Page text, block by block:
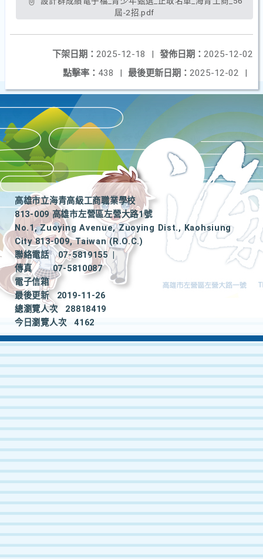
屆-2招.pdf
發佈日期： 2025-12-02
下架日期： 2025-12-18
|
最後更新日期： 2025-12-02 |
點擊率： 438 |
高雄市立海青高級工商職業學校
813-009 高雄市左營區左營大路1號
No.1, Zuoying Avenue, Zuoying Dist., Kaohsiung
City 813-009, Taiwan (R.O.C.)
聯絡電話
07-5819155
|
傳真
07-5810087
電子信箱
最後更新
2019-11-26
總瀏覽人次
28818419
今日瀏覽人次
4162